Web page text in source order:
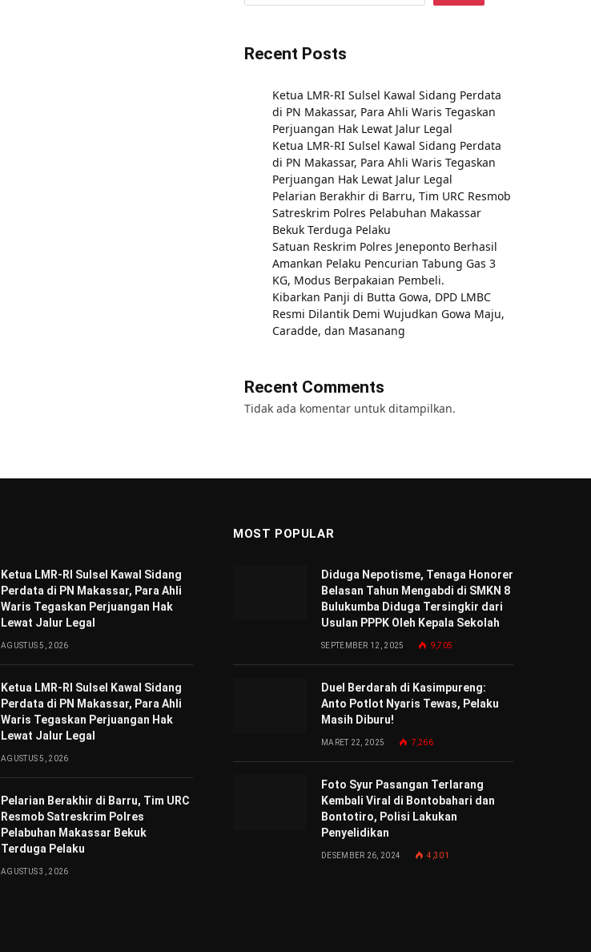
Recent Posts
Ketua LMR-RI Sulsel Kawal Sidang Perdata
di PN Makassar, Para Ahli Waris Tegaskan
Perjuangan Hak Lewat Jalur Legal
Ketua LMR-RI Sulsel Kawal Sidang Perdata
di PN Makassar, Para Ahli Waris Tegaskan
Perjuangan Hak Lewat Jalur Legal
Pelarian Berakhir di Barru, Tim URC Resmob
Satreskrim Polres Pelabuhan Makassar
Bekuk Terduga Pelaku
Satuan Reskrim Polres Jeneponto Berhasil
Amankan Pelaku Pencurian Tabung Gas 3
KG, Modus Berpakaian Pembeli.
Kibarkan Panji di Butta Gowa, DPD LMBC
Resmi Dilantik Demi Wujudkan Gowa Maju,
Caradde, dan Masanang
Recent Comments
Tidak ada komentar untuk ditampilkan.
Ketua LMR-RI Sulsel Kawal Sidang
Perdata di PN Makassar, Para Ahli
Waris Tegaskan Perjuangan Hak
Lewat Jalur Legal
AGUSTUS 5, 2026
Ketua LMR-RI Sulsel Kawal Sidang
Perdata di PN Makassar, Para Ahli
Waris Tegaskan Perjuangan Hak
Lewat Jalur Legal
AGUSTUS 5, 2026
Pelarian Berakhir di Barru, Tim URC
Resmob Satreskrim Polres
Pelabuhan Makassar Bekuk
Terduga Pelaku
AGUSTUS 3, 2026
MOST POPULAR
Diduga Nepotisme, Tenaga Honorer
Belasan Tahun Mengabdi di SMKN 8
Bulukumba Diduga Tersingkir dari
Usulan PPPK Oleh Kepala Sekolah
SEPTEMBER 12, 2025 9,705
Duel Berdarah di Kasimpureng:
Anto Potlot Nyaris Tewas, Pelaku
Masih Diburu!
MARET 22, 2025 7,266
Foto Syur Pasangan Terlarang
Kembali Viral di Bontobahari dan
Bontotiro, Polisi Lakukan
Penyelidikan
DESEMBER 26, 2024 4,301